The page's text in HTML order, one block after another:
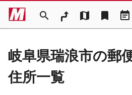
search map bookmark event_note
岐阜県瑞浪市の郵
住所一覧